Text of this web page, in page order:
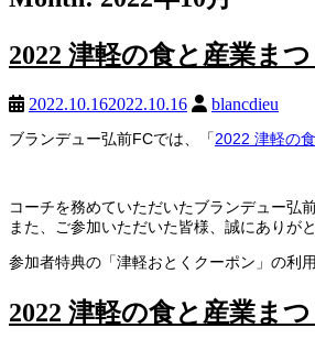
2022 津軽の食と産業ま
2022.10.162022.10.16 blancdieu
ブランデュー弘前FCでは、「2022 津軽の
コーチを務めていただいたブランデュー弘
また、ご参加いただいた皆様、誠にありが
参加者特典の「津軽おとくクーポン」の利
2022 津軽の食と産業ま